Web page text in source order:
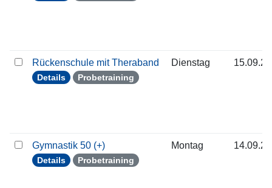
Rückenschule mit Theraband
Details Probetraining
Dienstag
Gymnastik 50 (+)
Details Probetraining
Montag